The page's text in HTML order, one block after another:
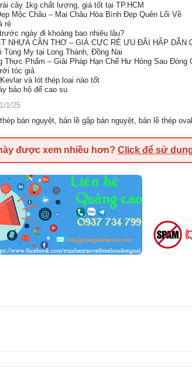
cây 1kg chất lượng, giá tốt tại TP.HCM
Mộc Châu – Mai Châu Hòa Bình Đẹp Quên Lối Về
rẻ
ngày đi khoảng bao nhiêu lâu?
NHỰA CẦN THƠ – GIÁ CỰC RẺ ƯU ĐÃI HẤP DẪN
Tùng My tại Long Thành, Đồng Nai
Thực Phẩm – Giải Pháp Hạn Chế Hư Hỏng Sau Đóng
tóc giả
và lót thép loại nào tốt
bảo hộ đế cao su
1/25
bán nguyệt, bản lề gập bán nguyệt, bản lề thép oval
được xem nhiều hơn? Click để sử